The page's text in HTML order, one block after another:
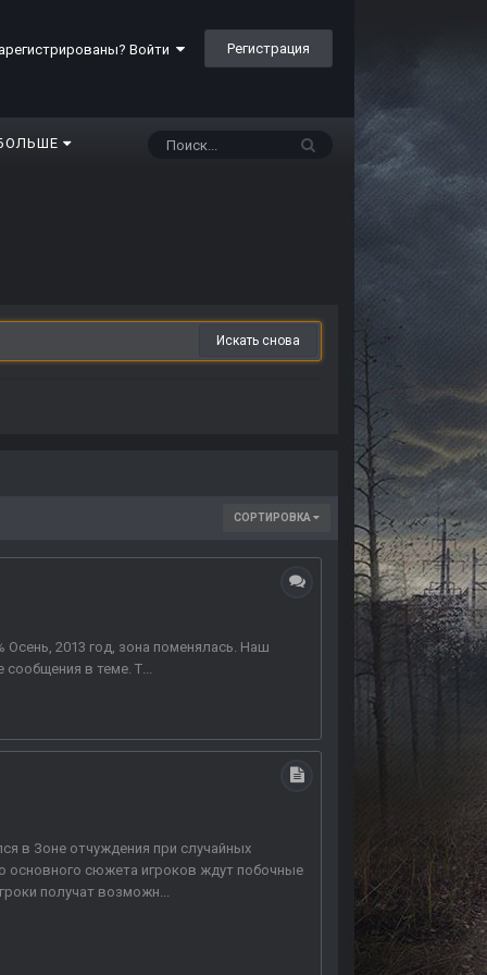
Войти Регистрация
Искать снова
СОРТИРОВКА
2013 год, зона поменялась. Наш
в теме. Т...
в Зоне отчуждения при случайных
основного сюжета игроков ждут побочные
получат возможн...